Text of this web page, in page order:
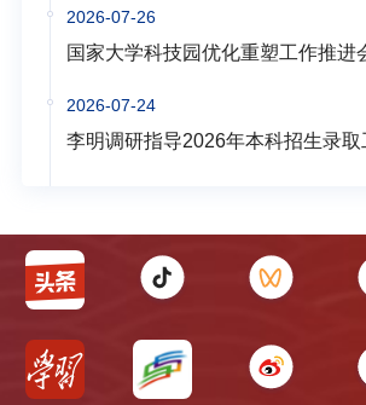
2026-07-26
国家大学科技园优化重塑工作推进
2026-07-24
李明调研指导2026年本科招生录取